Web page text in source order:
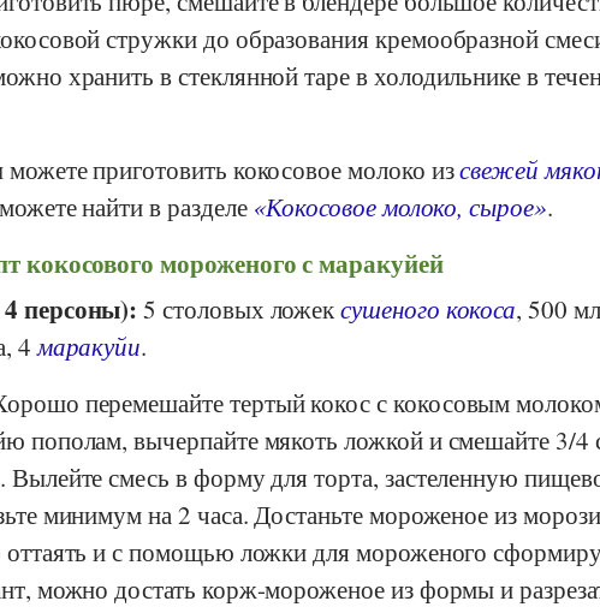
стружки до образования кремообразной
хранить в стеклянной таре в холодильнике в
приготовить кокосовое молоко изсвежей
найти в разделе «Кокосовое молоко, сырое».
кокосового мороженого с маракуйей
персоны): 5 столовых ложексушеного кокоса, 500 мл
4маракуйи.
перемешайте тертый кокос с кокосовым
пополам, вычерпайте мякоть ложкой и смешайте 3/4
Вылейте смесь в форму для торта, застеленную
минимум на 2 часа. Достаньте мороженое из
оттаять и с помощью ложки для мороженого
можно достать корж-мороженое из формы и